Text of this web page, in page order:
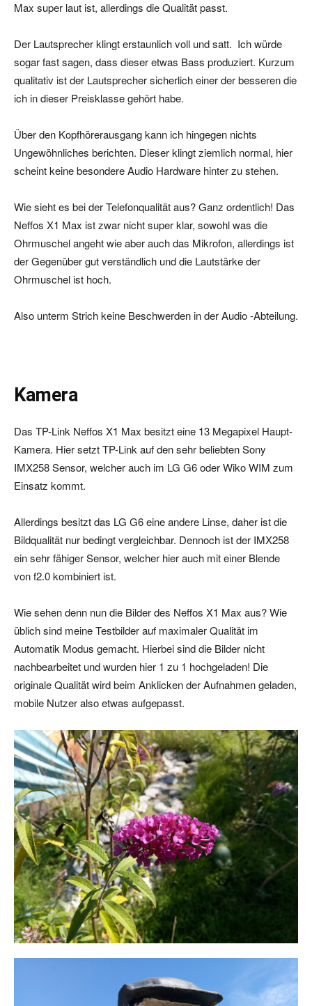
Max super laut ist, allerdings die Qualität passt.
Der Lautsprecher klingt erstaunlich voll und satt. Ich würde
sogar fast sagen, dass dieser etwas Bass produziert. Kurzum
qualitativ ist der Lautsprecher sicherlich einer der besseren die
ich in dieser Preisklasse gehört habe.
Über den Kopfhörerausgang kann ich hingegen nichts
Ungewöhnliches berichten. Dieser klingt ziemlich normal, hier
scheint keine besondere Audio Hardware hinter zu stehen.
Wie sieht es bei der Telefonqualität aus? Ganz ordentlich! Das
Neffos X1 Max ist zwar nicht super klar, sowohl was die
Ohrmuschel angeht wie aber auch das Mikrofon, allerdings ist
der Gegenüber gut verständlich und die Lautstärke der
Ohrmuschel ist hoch.
Also unterm Strich keine Beschwerden in der Audio -Abteilung.
Kamera
Das TP-Link Neffos X1 Max besitzt eine 13 Megapixel Haupt-
Kamera. Hier setzt TP-Link auf den sehr beliebten Sony
IMX258 Sensor, welcher auch im LG G6 oder Wiko WIM zum
Einsatz kommt.
Allerdings besitzt das LG G6 eine andere Linse, daher ist die
Bildqualität nur bedingt vergleichbar. Dennoch ist der IMX258
ein sehr fähiger Sensor, welcher hier auch mit einer Blende
von f2.0 kombiniert ist.
Wie sehen denn nun die Bilder des Neffos X1 Max aus? Wie
üblich sind meine Testbilder auf maximaler Qualität im
Automatik Modus gemacht. Hierbei sind die Bilder nicht
nachbearbeitet und wurden hier 1 zu 1 hochgeladen! Die
originale Qualität wird beim Anklicken der Aufnahmen geladen,
mobile Nutzer also etwas aufgepasst.